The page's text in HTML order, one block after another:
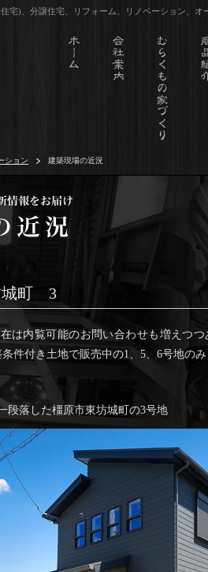
宅)、分譲住宅、リフォーム、リノベーション、
ション 建築現場の近況
城町 3
は内覧可能のお問い合わせも増えつ
件付き土地で販売中の1、5、6号地の
段落した橿原市東坊城町の3号地